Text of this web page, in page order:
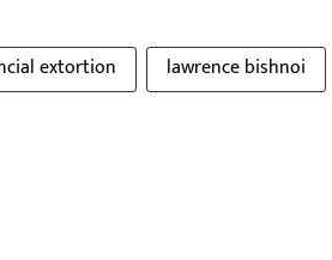
extortion lawrence bishnoi